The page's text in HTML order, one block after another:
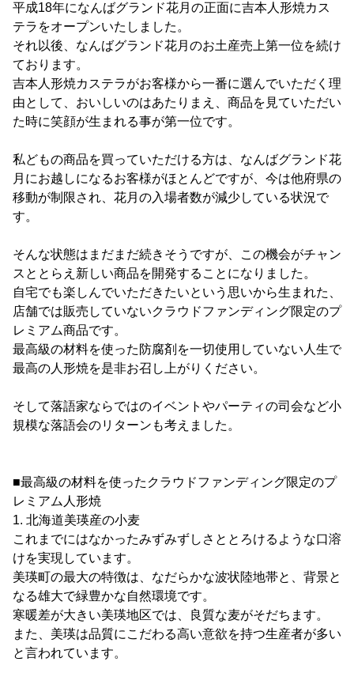
平成18年になんばグランド花月の正面に吉本人形焼カス
テラをオープンいたしました。
それ以後、なんばグランド花月のお土産売上第一位を続け
ております。
吉本人形焼カステラがお客様から一番に選んでいただく理
由として、おいしいのはあたりまえ、商品を見ていただい
た時に笑顔が生まれる事が第一位です。
私どもの商品を買っていただける方は、なんばグランド花
月にお越しになるお客様がほとんどですが、今は他府県の
移動が制限され、花月の入場者数が減少している状況で
す。
そんな状態はまだまだ続きそうですが、この機会がチャン
スととらえ新しい商品を開発することになりました。
自宅でも楽しんでいただきたいという思いから生まれた、
店舗では販売していないクラウドファンディング限定のプ
レミアム商品です。
最高級の材料を使った防腐剤を一切使用していない人生で
最高の人形焼を是非お召し上がりください。
そして落語家ならではのイベントやパーティの司会など小
規模な落語会のリターンも考えました。
■最高級の材料を使ったクラウドファンディング限定のプ
レミアム人形焼
1. 北海道美瑛産の小麦
これまでにはなかったみずみずしさととろけるような口溶
けを実現しています。
美瑛町の最大の特徴は、なだらかな波状陸地帯と、背景と
なる雄大で緑豊かな自然環境です。
寒暖差が大きい美瑛地区では、良質な麦がそだちます。
また、美瑛は品質にこだわる高い意欲を持つ生産者が多い
と言われています。